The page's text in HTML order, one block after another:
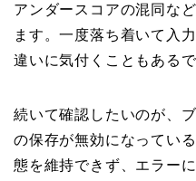
アンダースコアの混同な
ます。一度落ち着いて入
違いに気付くこともあるで
続いて確認したいのが、
の保存が無効になってい
態を維持できず、エラー